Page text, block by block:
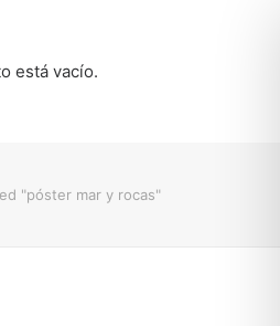
está vacío.
"póster mar y rocas"